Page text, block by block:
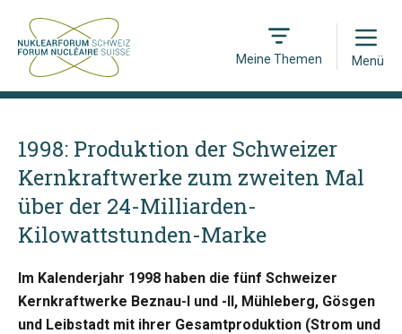
Meine Themen
Open
Menü
1998: Produktion der Schweizer
Kernkraftwerke zum zweiten Mal
über der 24-Milliarden-
Kilowattstunden-Marke
Im Kalenderjahr 1998 haben die fünf Schweizer
Kernkraftwerke Beznau-I und -II, Mühleberg, Gösgen
und Leibstadt mit ihrer Gesamtproduktion (Strom und